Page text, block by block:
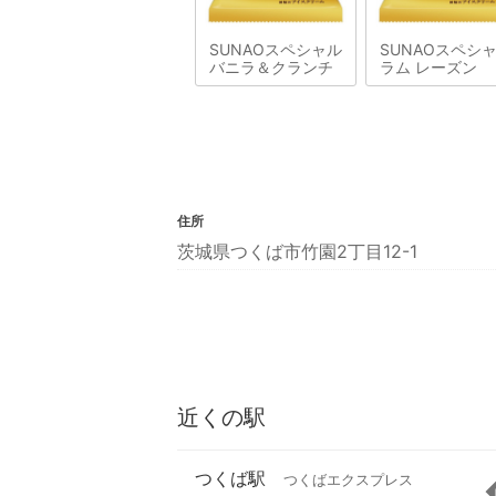
SUNAOスペシャル
バニラ＆クランチ
SUNAOスペシ
ラム レーズン
住所
茨城県つくば市竹園2丁目12-1
近くの駅
つくば駅 つくばエクスプレス